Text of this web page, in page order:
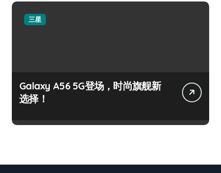
三星
Galaxy A56 5G登场，时尚旗舰新
选择！